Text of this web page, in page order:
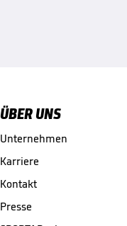
ÜBER UNS
Unternehmen
Karriere
Kontakt
Presse